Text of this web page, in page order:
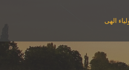
الهی